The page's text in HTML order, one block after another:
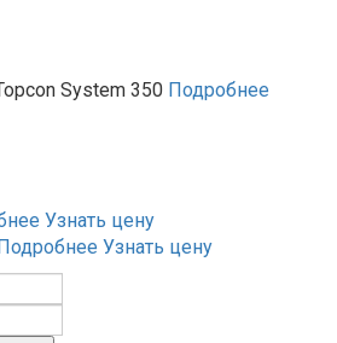
System 350 Подробнее
Узнать цену
Узнать цену